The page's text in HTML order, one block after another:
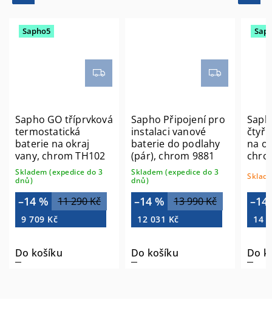
Sapho5
Sapho GO tříprvková
termostatická
baterie na okraj
vany, chrom TH102
Skladem (expedice do 3
dnů)
11 290 Kč
–14 %
9 709 Kč
Do košíku
Sapho Připojení pro
instalaci vanové
baterie do podlahy
(pár), chrom 9881
Skladem (expedice do 3
dnů)
13 990 Kč
–14 %
12 031 Kč
Do košíku
na
–14
14
Do